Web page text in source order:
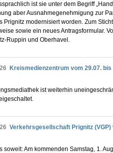
ist sie unter dem Begriff
aber Ausnahmegenehmigung zur
Prignitz modernisiert worden. Zum
sowie ein neues Antragsformular.
Ruppin und Oberhavel.
Kreismedienzentrum vom 29.07.
ist weiterhin
Verkehrsgesellschaft Prignitz
soweit: Am kommenden Samstag, 1.